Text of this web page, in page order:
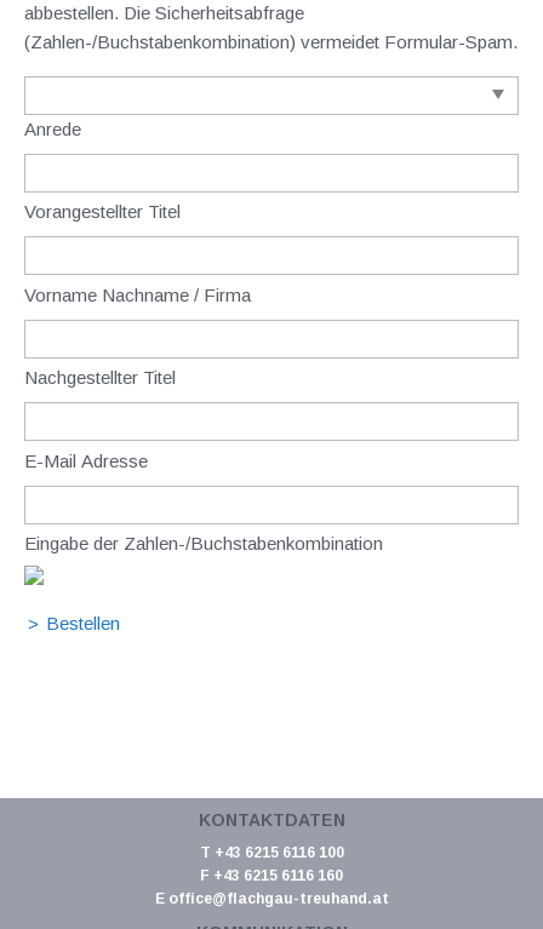
abbestellen. Die Sicherheitsabfrage
(Zahlen-/Buchstabenkombination) vermeidet Formular-Spam.
Anrede
Vorangestellter Titel
Vorname Nachname / Firma
Nachgestellter Titel
E-Mail Adresse
Eingabe der Zahlen-/Buchstabenkombination
KONTAKTDATEN
T +43 6215 6116 100
F +43 6215 6116 160
E office@flachgau-treuhand.at